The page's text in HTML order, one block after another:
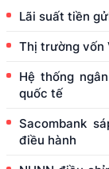
Lãi suất tiền
Thị trường vốn
Hệ thống
quốc tế
Sacombank
điều hành